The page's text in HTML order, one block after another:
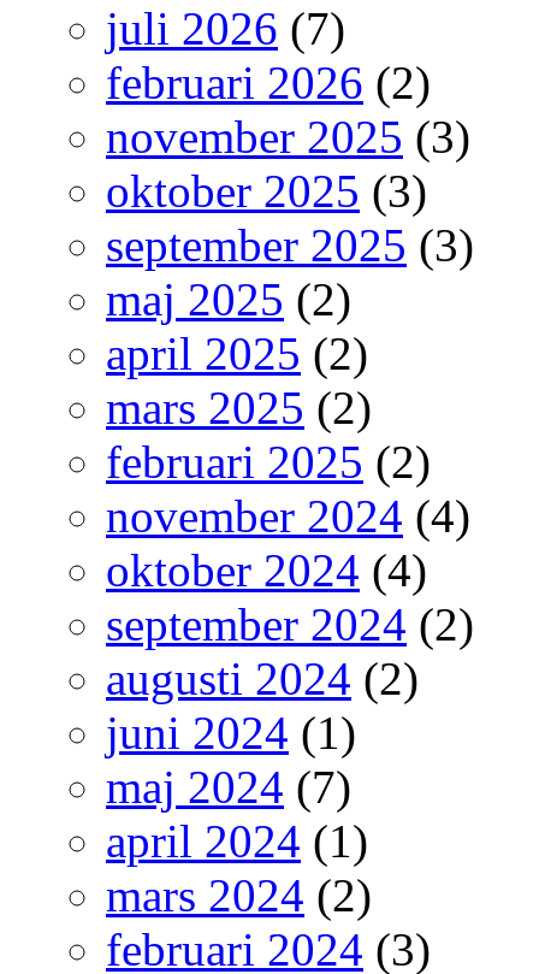
juli 2026 (7)
februari 2026 (2)
november 2025 (3)
oktober 2025 (3)
september 2025 (3)
maj 2025 (2)
april 2025 (2)
mars 2025 (2)
februari 2025 (2)
november 2024 (4)
oktober 2024 (4)
september 2024 (2)
augusti 2024 (2)
juni 2024 (1)
maj 2024 (7)
april 2024 (1)
mars 2024 (2)
februari 2024 (3)